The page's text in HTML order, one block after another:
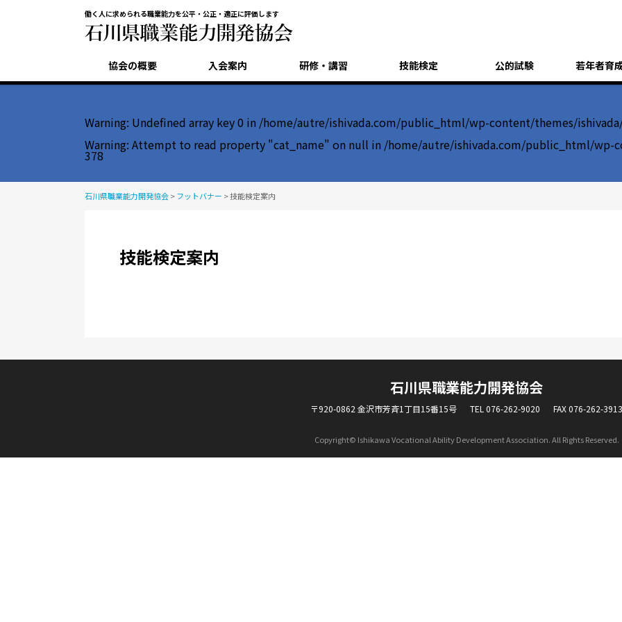
働く人に求められる職業能力を公平・公正・適正に評価します
協会の概要 入会案内 研修・講習 技能検定 公的試験 若年者育
Warning: Undefined array key 0 in /home/autre/ishivada.com/public_html/wp-content/themes/
Warning: Attempt to read property "cat_name" on null in /home/autre/ishivada.com/public_html/wp-
378
石川県職業能力開発協会>フットバナー >技能検定案内
技能検定案内
石川県職業能力開発協会
〒920-0862 金沢市芳斉1丁目15番15号 TEL 076-262-9020 FAX 076-262-3913
Copyright© Ishikawa Vocational Ability Development Association. All Rights Reserved.